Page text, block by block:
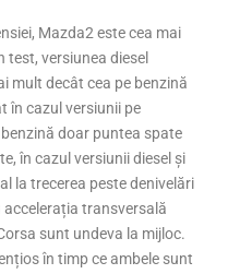
Mazda2 este cea mai
test, versiunea diesel
mult decât cea pe benzină
în cazul versiunii pe
doar puntea spate
în cazul versiunii diesel și
la trecerea peste denivelări
transversală
sunt undeva la mijloc.
în timp ce ambele sunt